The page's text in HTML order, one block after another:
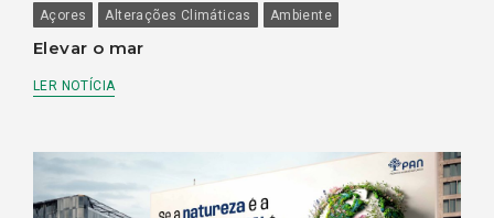
Açores Alterações Climáticas Ambiente
Elevar o mar
LER NOTÍCIA